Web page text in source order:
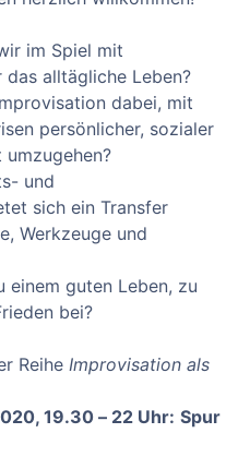
im Spiel mit
alltägliche Leben?
dabei, mit
persönlicher, sozialer
und
sich ein Transfer
Werkzeuge und
guten Leben, zu
bei?
Reihe Improvisation als
19.30 – 22 Uhr: Spur